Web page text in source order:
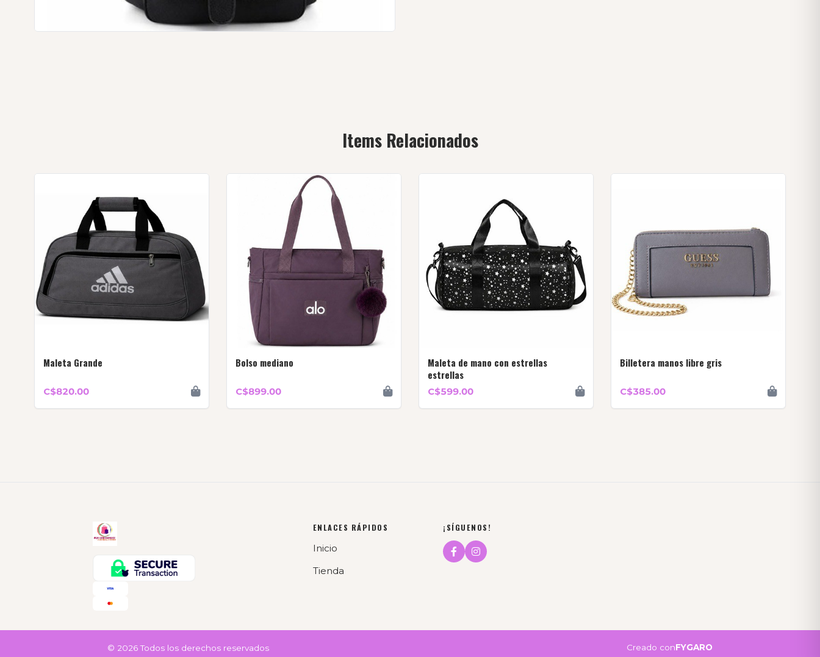
Items Relacionados
Maleta Grande
C$820.00
Bolso mediano
C$899.00
Maleta de mano con estrellas
estrellas
C$599.00
Billetera manos libre gris
C$385.00
ENLACES RÁPIDOS
Inicio
Tienda
¡SÍGUENOS!
© 2026 Todos los derechos reservados Creado conFYGARO